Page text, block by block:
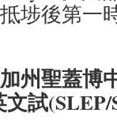
埗後第一
州聖蓋博
試(SLEP/